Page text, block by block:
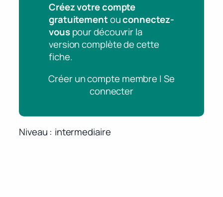
Créez votre compte
gratuitementouconnectez-
vouspour découvrir la
version complète de cette
fiche.
Créer un compte membre | Se
connecter
Niveau intermediaire